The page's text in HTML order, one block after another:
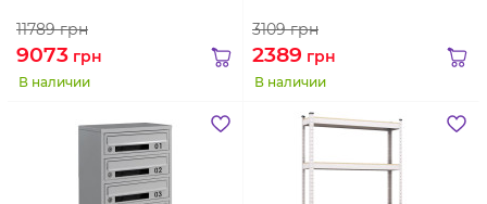
11789грн
9073 грн
В наличии
3109грн
2389 грн
В наличии